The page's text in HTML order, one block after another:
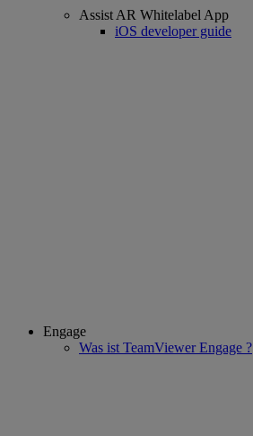
Assist AR Whitelabel App
iOS developer guide
Engage
Was ist TeamViewer Engage ?